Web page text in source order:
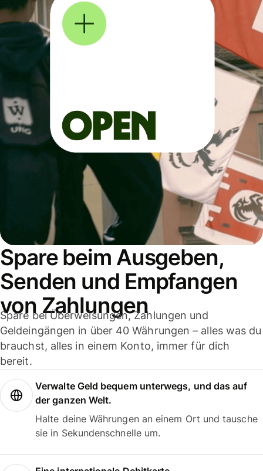
Spare beim Ausgeben,
Senden und Empfangen
von Zahlungen
Spare bei Überweisungen, Zahlungen und
Geldeingängen in über 40 Währungen – alles was du
brauchst, alles in einem Konto, immer für dich
bereit.
Verwalte Geld bequem unterwegs, und das auf
der ganzen Welt.
Halte deine Währungen an einem Ort und tausche
sie in Sekundenschnelle um.